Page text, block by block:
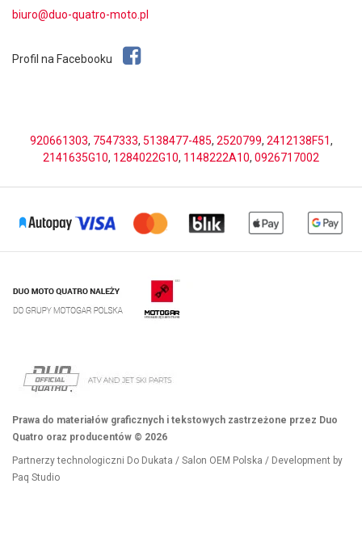
biuro@duo-quatro-moto.pl
Profil na Facebooku
920661303, 7547333, 5138477-485, 2520799, 2412138F51,
2141635G10, 1284022G10, 1148222A10, 0926717002
Prawa do materiałów graficznych i tekstowych zastrzeżone przez Duo
Quatro oraz producentów © 2026
Partnerzy technologiczni Do Dukata / Salon OEM Polska / Development by
Paq Studio